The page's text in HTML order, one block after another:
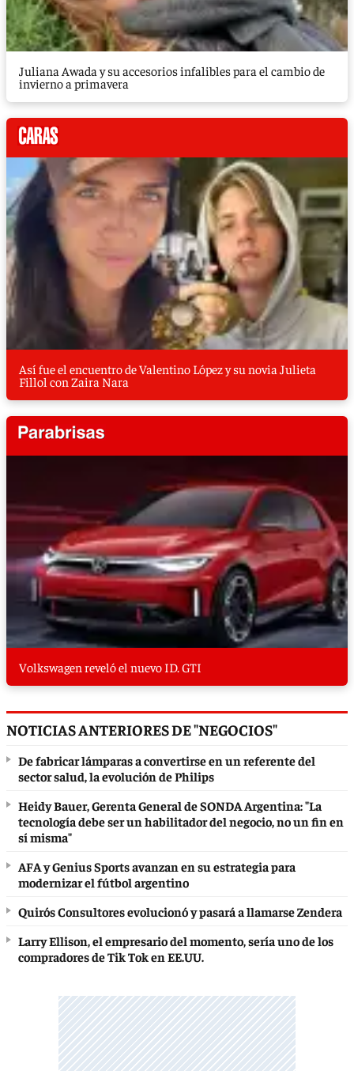
Juliana Awada y su accesorios infalibles para el cambio de
invierno a primavera
Así fue el encuentro de Valentino López y su novia Julieta
Fillol con Zaira Nara
Volkswagen reveló el nuevo ID. GTI
NOTICIAS ANTERIORES DE "NEGOCIOS"
De fabricar lámparas a convertirse en un referente del
sector salud, la evolución de Philips
Heidy Bauer, Gerenta General de SONDA Argentina: "La
tecnología debe ser un habilitador del negocio, no un fin en
sí misma"
AFA y Genius Sports avanzan en su estrategia para
modernizar el fútbol argentino
Quirós Consultores evolucionó y pasará a llamarse Zendera
Larry Ellison, el empresario del momento, sería uno de los
compradores de Tik Tok en EE.UU.